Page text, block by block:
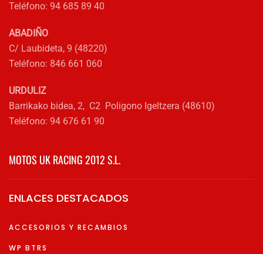
Teléfono: 94 685 89 40
ABADIÑO
C/ Laubideta, 9 (48220)
Teléfono: 846 661 060
URDULIZ
Barrikako bidea, 2, C2 Poligono Igeltzera (48610)
Teléfono: 94 676 61 90
MOTOS UK RACING 2012 S.L.
ENLACES DESTACADOS
ACCESORIOS Y RECAMBIOS
WP BTRS